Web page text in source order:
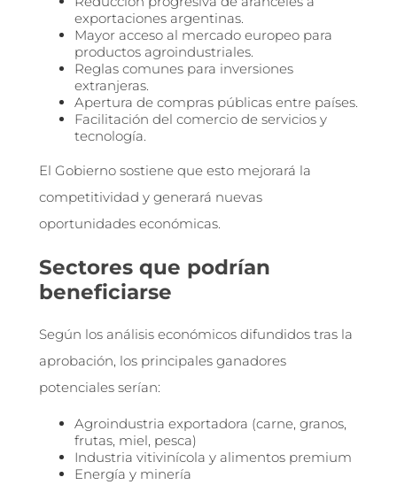
exportaciones argentinas.
Mayor acceso al mercado europeo para
productos agroindustriales.
Reglas comunes para inversiones
extranjeras.
Apertura de compras públicas entre países.
Facilitación del comercio de servicios y
tecnología.
El Gobierno sostiene que esto mejorará la
competitividad y generará nuevas
oportunidades económicas.
Sectores que podrían
beneficiarse
Según los análisis económicos difundidos tras la
aprobación, los principales ganadores
potenciales serían:
Agroindustria exportadora (carne, granos,
frutas, miel, pesca)
Industria vitivinícola y alimentos premium
Energía y minería